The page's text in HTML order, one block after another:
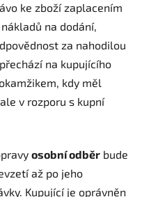
ke zboží zaplacením
na dodání,
za nahodilou
na kupujícího
kdy měl
v rozporu s kupní
osobní odběr bude
až po jeho
Kupující je oprávněn